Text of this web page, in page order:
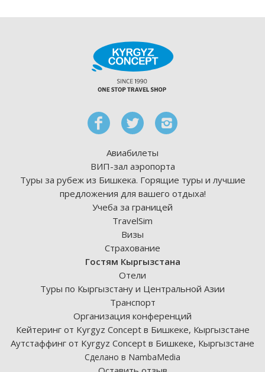
Авиабилеты
ВИП-зал аэропорта
Туры за рубеж из Бишкека. Горящие туры и лучшие
предложения для вашего отдыха!
Учеба за границей
TravelSim
Визы
Страхование
Гостям Кыргызстана
Отели
Туры по Кыргызстану и Центральной Азии
Транспорт
Организация конференций
Кейтеринг от Kyrgyz Concept в Бишкеке, Кыргызстане
Аутстаффинг от Kyrgyz Concept в Бишкеке, Кыргызстане
Сделано в NambaMedia